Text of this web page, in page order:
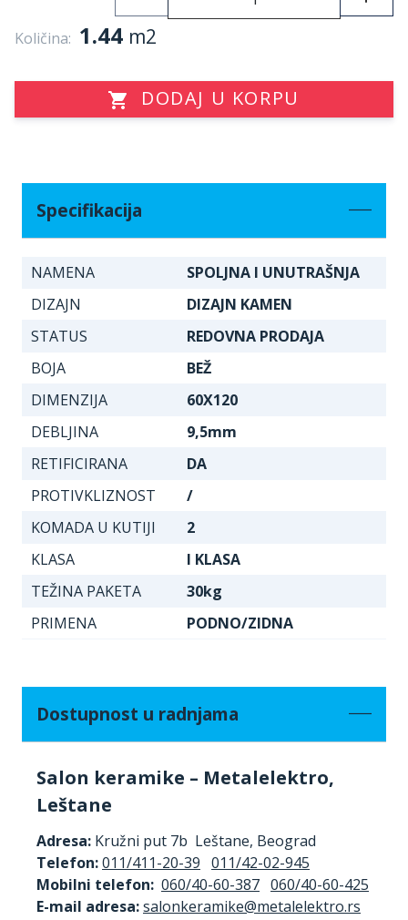
Količina: 1.44 m2
DODAJ U KORPU
Specifikacija
NAMENA
SPOLJNA I UNUTRAŠNJA
DIZAJN
DIZAJN KAMEN
STATUS
REDOVNA PRODAJA
BOJA
BEŽ
DIMENZIJA
60X120
DEBLJINA
9,5mm
RETIFICIRANA
DA
PROTIVKLIZNOST
/
KOMADA U KUTIJI
2
KLASA
I KLASA
TEŽINA PAKETA
30kg
PRIMENA
PODNO/ZIDNA
Dostupnost u radnjama
Salon keramike – Metalelektro,
Leštane
Adresa: Kružni put 7b Leštane, Beograd
Telefon:011/411-20-39 011/42-02-945
Mobilni telefon: 060/40-60-387 060/40-60-425
E-mail adresa: